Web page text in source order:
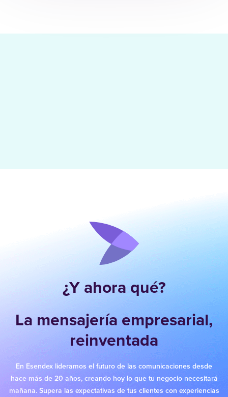
¿Y ahora qué?
La mensajería empresarial,
reinventada
En Esendex lideramos el futuro de las comunicaciones desde
hace más de 20 años, creando hoy lo que tu negocio necesitará
mañana. Supera las expectativas de tus clientes con experiencias